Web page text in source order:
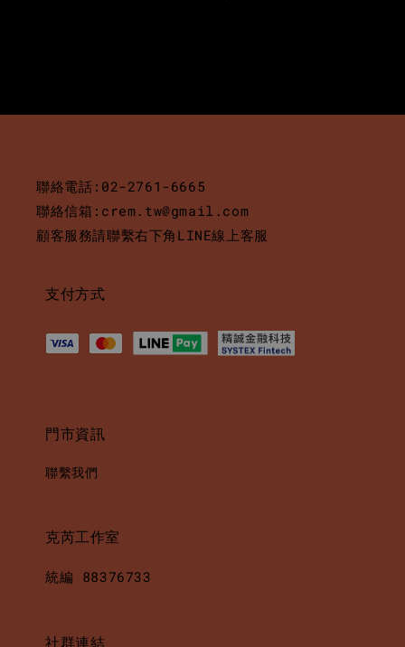
聯絡電話:02-2761-6665
聯絡信箱:crem.tw@gmail.com
顧客服務請聯繫右下角LINE線上客服
支付方式
門市資訊
聯繫我們
克芮工作室
統編 88376733